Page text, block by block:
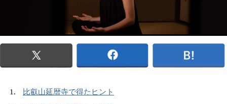
比叡山延暦寺で得たヒント